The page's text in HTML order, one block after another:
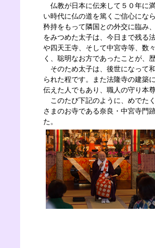
仏教が日本に伝来して５０年に
い時代に仏の道を篤くご信心にな
矜持をもって隣国との外交に臨み
をみつめた太子は、今日まで残る
や四天王寺、そして中宮寺等、数
く、聡明なお方であったことが、
そのため太子は、後世になって
られた程です。また法隆寺の建築
伝えた人でもあり、職人の守り本
このたび下記のように、めでた
さまのお寺である奈良・中宮寺門
た。